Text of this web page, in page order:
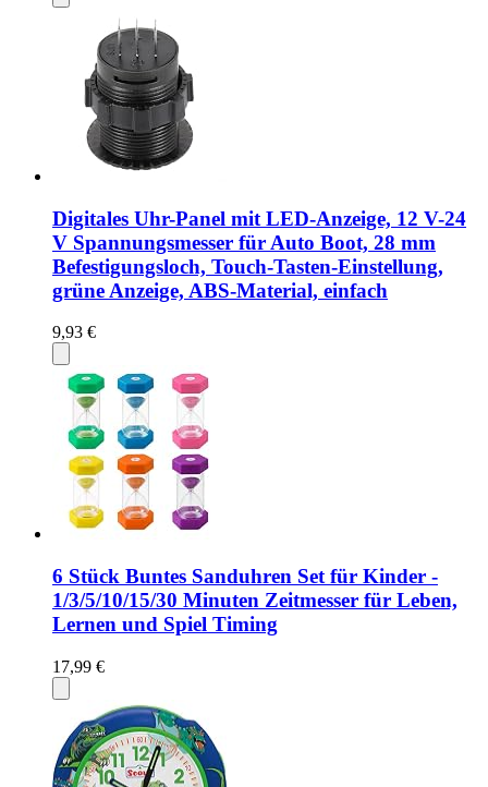
Digitales Uhr-Panel mit LED-Anzeige, 12 V-24
V Spannungsmesser für Auto Boot, 28 mm
Befestigungsloch, Touch-Tasten-Einstellung,
grüne Anzeige, ABS-Material, einfach
9,93 €
6 Stück Buntes Sanduhren Set für Kinder -
1/3/5/10/15/30 Minuten Zeitmesser für Leben,
Lernen und Spiel Timing
17,99 €